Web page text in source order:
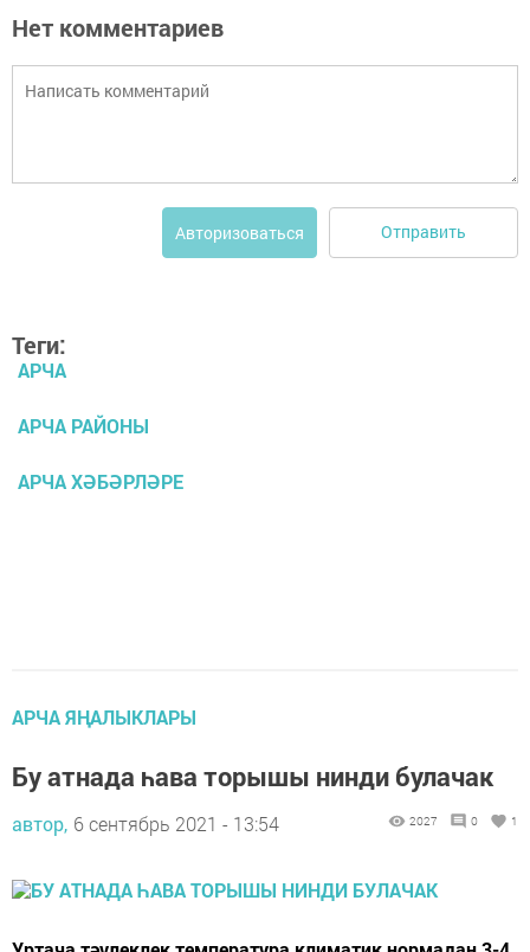
Нет комментариев
Авторизоваться Отправить
Теги:
АРЧА
АРЧА РАЙОНЫ
АРЧА ХӘБӘРЛӘРЕ
АРЧА ЯҢАЛЫКЛАРЫ
Бу атнада һава торышы нинди булачак
автор, 6 сентябрь 2021 - 13:54 2027 0 1